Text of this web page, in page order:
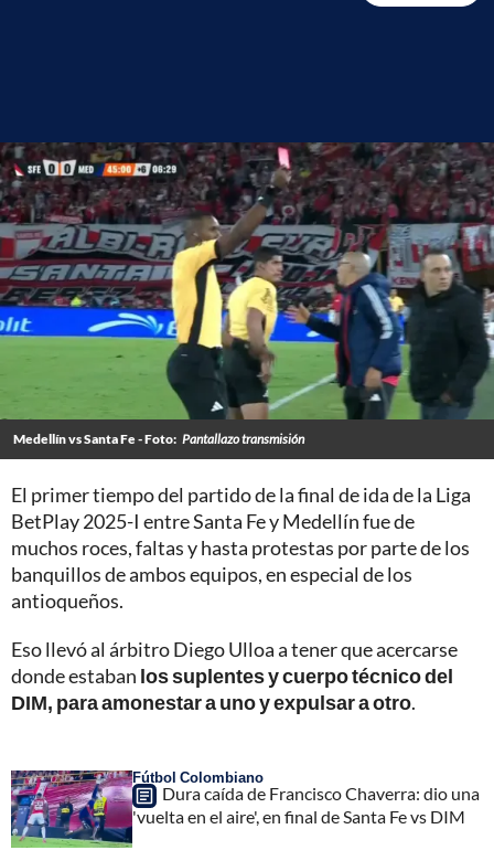
Medellín vs Santa Fe - Foto: Pantallazo transmisión
El primer tiempo del partido de la final de ida de la Liga
BetPlay 2025-I entre Santa Fe y Medellín fue de
muchos roces, faltas y hasta protestas por parte de los
banquillos de ambos equipos, en especial de los
antioqueños.
Eso llevó al árbitro Diego Ulloa a tener que acercarse
donde estaban los suplentes y cuerpo técnico del
DIM, para amonestar a uno y expulsar a otro.
Fútbol Colombiano
Dura caída de Francisco Chaverra: dio una
'vuelta en el aire', en final de Santa Fe vs DIM